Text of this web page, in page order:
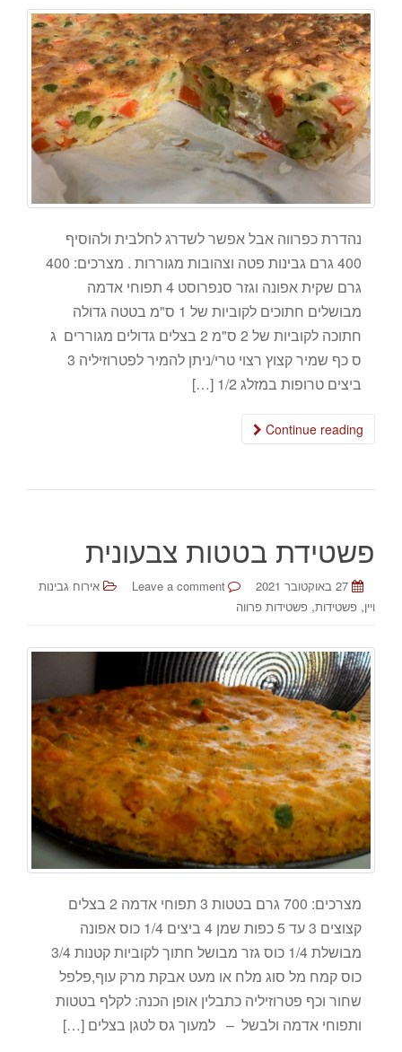
נהדרת כפרווה אבל אפשר לשדרג לחלבית ולהוסיף
400 גרם גבינות פטה וצהובות מגוררות . מצרכים: 400
גרם שקית אפונה וגזר סנפרוסט 4 תפוחי אדמה
מבושלים חתוכים לקוביות של 1 ס"מ בטטה גדולה
חתוכה לקוביות של 2 ס"מ 2 בצלים גדולים מגוררים ג
ס כף שמיר קצוץ רצוי טרי/ניתן להמיר לפטרוזיליה 3
ביצים טרופות במזלג 1/2 […]
Continue reading
פשטידת בטטות צבעונית
27 באוקטובר 2021 Leave a comment
אירוח גבינות
ויין, פשטידות, פשטידות פרווה
מצרכים: 700 גרם בטטות 3 תפוחי אדמה 2 בצלים
קצוצים 3 עד 5 כפות שמן 4 ביצים 1/4 כוס אפונה
מבושלת 1/4 כוס גזר מבושל חתוך לקוביות קטנות 3/4
כוס קמח מל סוג מלח או מעט אבקת מרק עוף,פלפל
שחור וכף פטרוזיליה כתבלין אופן הכנה: לקלף בטטות
ותפוחי אדמה ולבשל – למעוך גס לטגן בצלים […]